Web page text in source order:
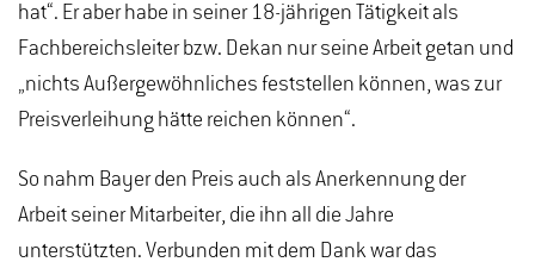
hat“. Er aber habe in seiner 18-jährigen Tätigkeit als
Fachbereichsleiter bzw. Dekan nur seine Arbeit getan und
„nichts Außergewöhnliches feststellen können, was zur
Preisverleihung hätte reichen können“.
So nahm Bayer den Preis auch als Anerkennung der
Arbeit seiner Mitarbeiter, die ihn all die Jahre
unterstützten. Verbunden mit dem Dank war das